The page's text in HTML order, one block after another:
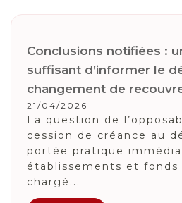
Conclusions notifiées :
suffisant d’informer le
changement de
21/04/2026
La question de
cession de créance au
portée pratique
établissements et
chargé...